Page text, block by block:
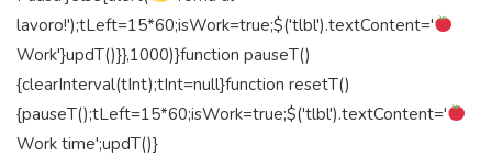
lavoro!');tLeft=15*60;isWork=true;$('tlbl').textContent='
Work'}updT()}},1000)}function pauseT()
{clearInterval(tInt);tInt=null}function resetT()
{pauseT();tLeft=15*60;isWork=true;$('tlbl').textContent='
Work time';updT()}